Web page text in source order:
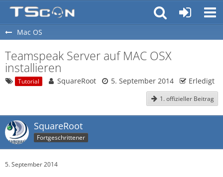
Mac OS
Teamspeak Server auf MAC OSX
installieren
Tutorial SquareRoot 5. September 2014 Erledigt
1. offizieller Beitrag
SquareRoot
Fortgeschrittener
5. September 2014